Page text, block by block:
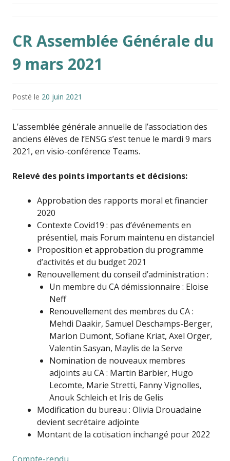
CR Assemblée Générale du
9 mars 2021
Posté le 20 juin 2021
L’assemblée générale annuelle de l’association des
anciens élèves de l’ENSG s’est tenue le mardi 9 mars
2021, en visio-conférence Teams.
Relevé des points importants et décisions:
Approbation des rapports moral et financier
2020
Contexte Covid19 : pas d’événements en
présentiel, mais Forum maintenu en distanciel
Proposition et approbation du programme
d’activités et du budget 2021
Renouvellement du conseil d’administration :
Un membre du CA démissionnaire : Eloise
Neff
Renouvellement des membres du CA :
Mehdi Daakir, Samuel Deschamps-Berger,
Marion Dumont, Sofiane Kriat, Axel Orger,
Valentin Sasyan, Maylis de la Serve
Nomination de nouveaux membres
adjoints au CA : Martin Barbier, Hugo
Lecomte, Marie Stretti, Fanny Vignolles,
Anouk Schleich et Iris de Gelis
Modification du bureau : Olivia Drouadaine
devient secrétaire adjointe
Montant de la cotisation inchangé pour 2022